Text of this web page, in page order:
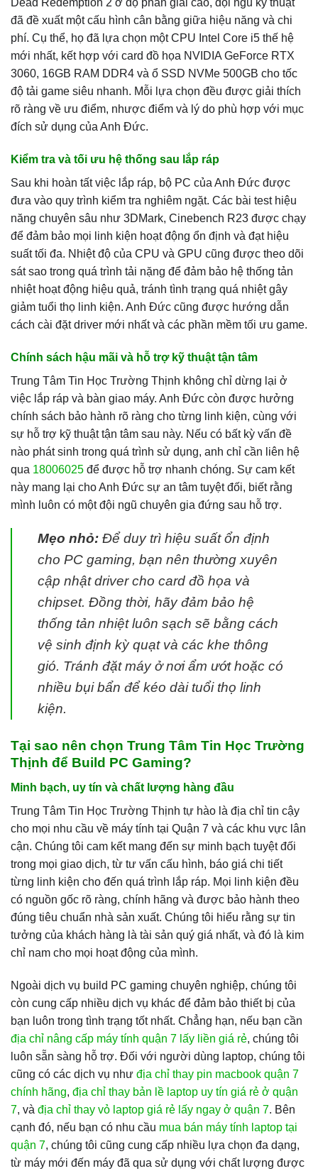
Dead Redemption 2 ở độ phân giải cao, đội ngũ kỹ thuật
đã đề xuất một cấu hình cân bằng giữa hiệu năng và chi
phí. Cụ thể, họ đã lựa chọn một CPU Intel Core i5 thế hệ
mới nhất, kết hợp với card đồ họa NVIDIA GeForce RTX
3060, 16GB RAM DDR4 và ổ SSD NVMe 500GB cho tốc
độ tải game siêu nhanh. Mỗi lựa chọn đều được giải thích
rõ ràng về ưu điểm, nhược điểm và lý do phù hợp với mục
đích sử dụng của Anh Đức.
Kiểm tra và tối ưu hệ thống sau lắp ráp
Sau khi hoàn tất việc lắp ráp, bộ PC của Anh Đức được
đưa vào quy trình kiểm tra nghiêm ngặt. Các bài test hiệu
năng chuyên sâu như 3DMark, Cinebench R23 được chạy
để đảm bảo mọi linh kiện hoạt động ổn định và đạt hiệu
suất tối đa. Nhiệt độ của CPU và GPU cũng được theo dõi
sát sao trong quá trình tải nặng để đảm bảo hệ thống tản
nhiệt hoạt động hiệu quả, tránh tình trạng quá nhiệt gây
giảm tuổi thọ linh kiện. Anh Đức cũng được hướng dẫn
cách cài đặt driver mới nhất và các phần mềm tối ưu game.
Chính sách hậu mãi và hỗ trợ kỹ thuật tận tâm
Trung Tâm Tin Học Trường Thịnh không chỉ dừng lại ở
việc lắp ráp và bàn giao máy. Anh Đức còn được hưởng
chính sách bảo hành rõ ràng cho từng linh kiện, cùng với
sự hỗ trợ kỹ thuật tận tâm sau này. Nếu có bất kỳ vấn đề
nào phát sinh trong quá trình sử dụng, anh chỉ cần liên hệ
qua 18006025 để được hỗ trợ nhanh chóng. Sự cam kết
này mang lại cho Anh Đức sự an tâm tuyệt đối, biết rằng
mình luôn có một đội ngũ chuyên gia đứng sau hỗ trợ.
Mẹo nhỏ: Để duy trì hiệu suất ổn định
cho PC gaming, bạn nên thường xuyên
cập nhật driver cho card đồ họa và
chipset. Đồng thời, hãy đảm bảo hệ
thống tản nhiệt luôn sạch sẽ bằng cách
vệ sinh định kỳ quạt và các khe thông
gió. Tránh đặt máy ở nơi ẩm ướt hoặc có
nhiều bụi bẩn để kéo dài tuổi thọ linh
kiện.
Tại sao nên chọn Trung Tâm Tin Học Trường
Thịnh để Build PC Gaming?
Minh bạch, uy tín và chất lượng hàng đầu
Trung Tâm Tin Học Trường Thịnh tự hào là địa chỉ tin cậy
cho mọi nhu cầu về máy tính tại Quận 7 và các khu vực lân
cận. Chúng tôi cam kết mang đến sự minh bạch tuyệt đối
trong mọi giao dịch, từ tư vấn cấu hình, báo giá chi tiết
từng linh kiện cho đến quá trình lắp ráp. Mọi linh kiện đều
có nguồn gốc rõ ràng, chính hãng và được bảo hành theo
đúng tiêu chuẩn nhà sản xuất. Chúng tôi hiểu rằng sự tin
tưởng của khách hàng là tài sản quý giá nhất, và đó là kim
chỉ nam cho mọi hoạt động của mình.
Ngoài dịch vụ build PC gaming chuyên nghiệp, chúng tôi
còn cung cấp nhiều dịch vụ khác để đảm bảo thiết bị của
bạn luôn trong tình trạng tốt nhất. Chẳng hạn, nếu bạn cần
địa chỉ nâng cấp máy tính quận 7 lấy liền giá rẻ, chúng tôi
luôn sẵn sàng hỗ trợ. Đối với người dùng laptop, chúng tôi
cũng có các dịch vụ như địa chỉ thay pin macbook quận 7
chính hãng, địa chỉ thay bản lề laptop uy tín giá rẻ ở quận
7, và địa chỉ thay vỏ laptop giá rẻ lấy ngay ở quận 7. Bên
cạnh đó, nếu bạn có nhu cầu mua bán máy tính laptop tại
quận 7, chúng tôi cũng cung cấp nhiều lựa chọn đa dạng,
từ máy mới đến máy đã qua sử dụng với chất lượng được